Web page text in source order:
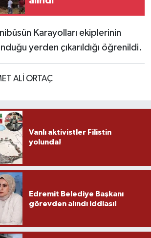
Karayolları ekiplerinin
yerden çıkarıldığı öğrenildi.
ALİ ORTAÇ
Vanlı aktivistler Filistin
yolunda!
Edremit Belediye Başkanı
görevden alındı iddiası!